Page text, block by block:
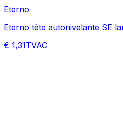
Eterno
Eterno tête autonivelante SE
€ 1,31TVAC